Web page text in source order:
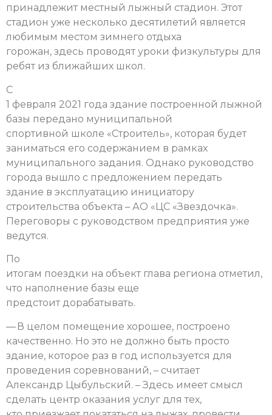
принадлежит местный лыжный стадион. Этот
стадион уже несколько десятилетий является
любимым местом зимнего отдыха
горожан, здесь проводят уроки физкультуры для
ребят из ближайших школ.
С
1 февраля 2021 года здание построенной лыжной
базы передано муниципальной
спортивной школе «Строитель», которая будет
заниматься его содержанием в рамках
муниципального задания. Однако руководство
города вышло с предложением передать
здание в эксплуатацию инициатору
строительства объекта – АО «ЦС «Звездочка».
Переговоры с руководством предприятия уже
ведутся.
По
итогам поездки на объект глава региона отметил,
что наполнение базы еще
предстоит дорабатывать.
— В целом помещение хорошее, построено
качественно. Но это не должно быть просто
здание, которое раз в год используется для
проведения соревнований, – считает
Александр Цыбульский. – Здесь имеет смысл
сделать центр оказания услуг для тех,